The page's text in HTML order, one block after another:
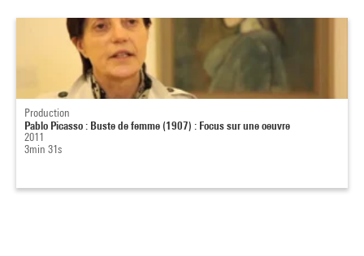
Production
Pablo Picasso : Buste de femme (1907) : Focus sur une oeuvre
2011
3min 31s